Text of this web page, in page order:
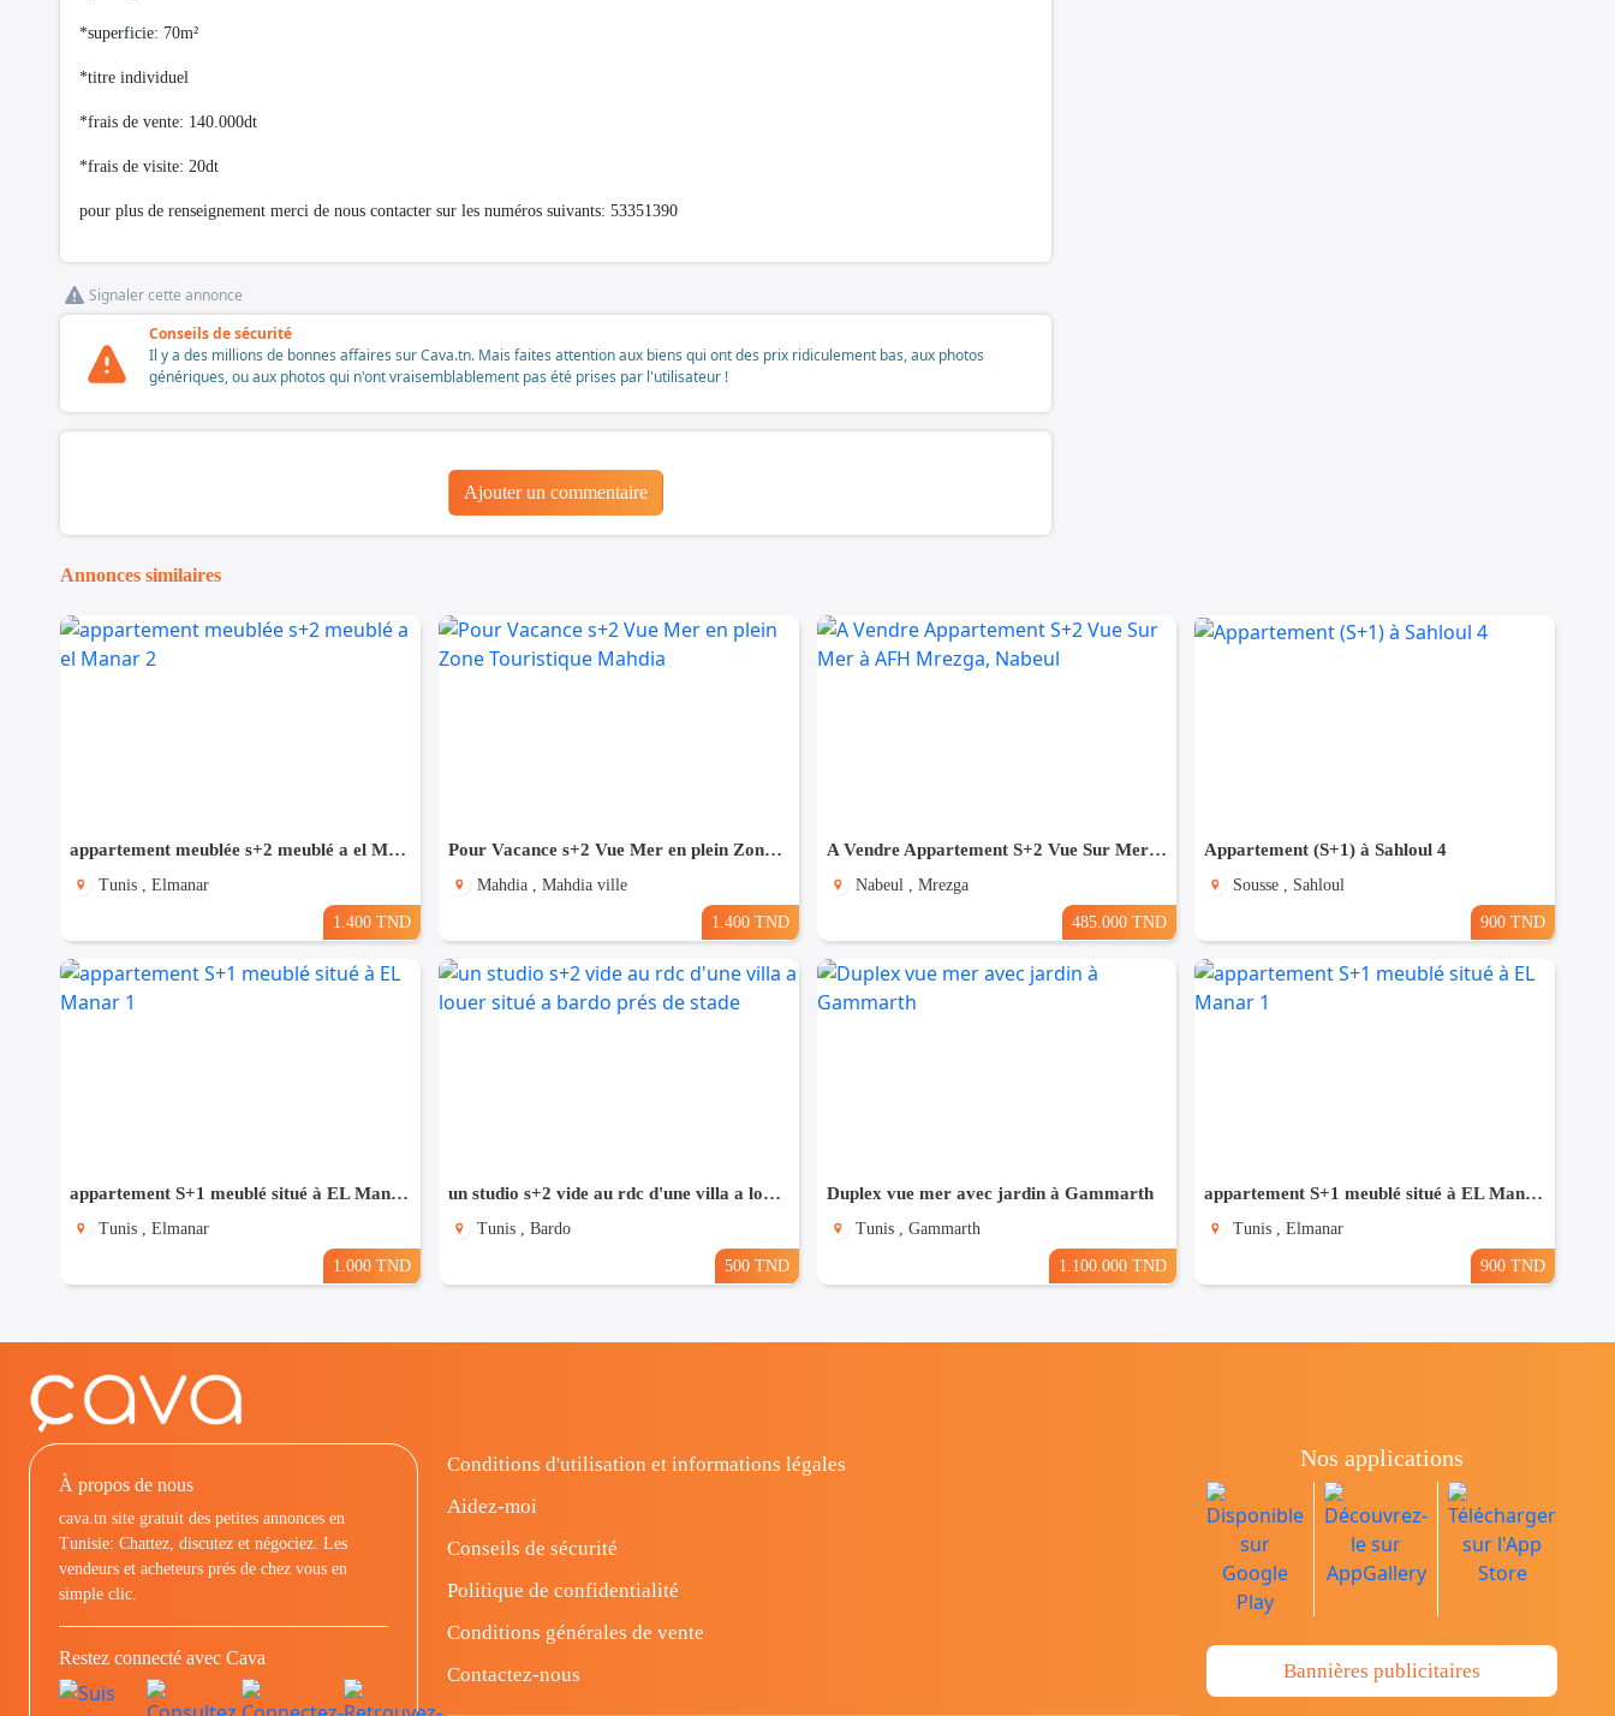
*superficie: 70m²
*titre individuel
*frais de vente: 140.000dt
*frais de visite: 20dt
pour plus de renseignement merci de nous contacter sur les numéros suivants: 53351390
Signaler cette annonce
Conseils de sécurité
Il y a des millions de bonnes affaires sur Cava.tn. Mais faites attention aux biens qui ont des prix ridiculement bas, aux photos
génériques, ou aux photos qui n'ont vraisemblablement pas été prises par l'utilisateur !
Ajouter un commentaire
Annonces similaires
appartement meublée s+2 meublé a el Manar 2
Tunis , Elmanar
1.400 TND
Pour Vacance s+2 Vue Mer en plein Zone Touristique Mahdia
Mahdia , Mahdia ville
1.400 TND
A Vendre Appartement S+2 Vue Sur Mer à AFH Mrezga, Nabeul
Nabeul , Mrezga
485.000 TND
Appartement (S+1) à Sahloul 4
Sousse , Sahloul
900 TND
appartement S+1 meublé situé à EL Manar 1
Tunis , Elmanar
1.000 TND
un studio s+2 vide au rdc d'une villa a louer situé a bardo prés de stade
Tunis , Bardo
500 TND
Duplex vue mer avec jardin à Gammarth
Tunis , Gammarth
1.100.000 TND
appartement S+1 meublé situé à EL Manar 1
Tunis , Elmanar
900 TND
À propos de nous
cava.tn site gratuit des petites annonces en
Tunisie: Chattez, discutez et négociez. Les
vendeurs et acheteurs prés de chez vous en
simple clic.
Restez connecté avec Cava
Conditions d'utilisation et informations légales
Aidez-moi
Conseils de sécurité
Politique de confidentialité
Conditions générales de vente
Contactez-nous
Nos applications
Bannières publicitaires